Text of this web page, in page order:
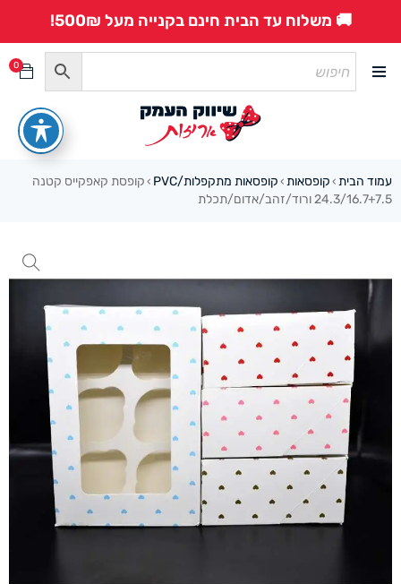
🚚 משלוח עד הבית חינם בקנייה מעל 500₪!
0
עמוד הבית › קופסאות › קופסאות מתקפלות/PVC › קופסת קאפקייס קטנה
24.3/16.7+7.5 ורוד/זהב/אדום/תכלת